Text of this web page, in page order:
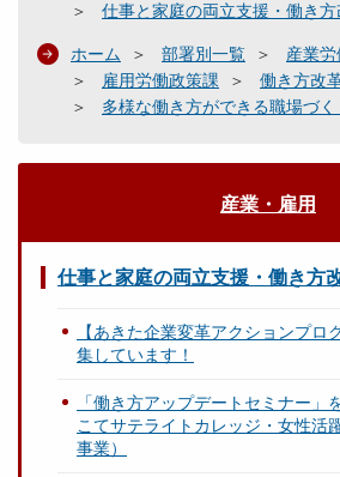
仕事と家庭の両立支援・働き方
ホーム 部署別一覧
産業
雇用労働政策課
働き方改
多様な働き方ができる職場づ
産業・雇用
仕事と家庭の両立支援・働き方
【あきた企業変革アクションプロ
集しています！
「働き方アップデートセミナー」
こてサテライトカレッジ・女性活
事業）